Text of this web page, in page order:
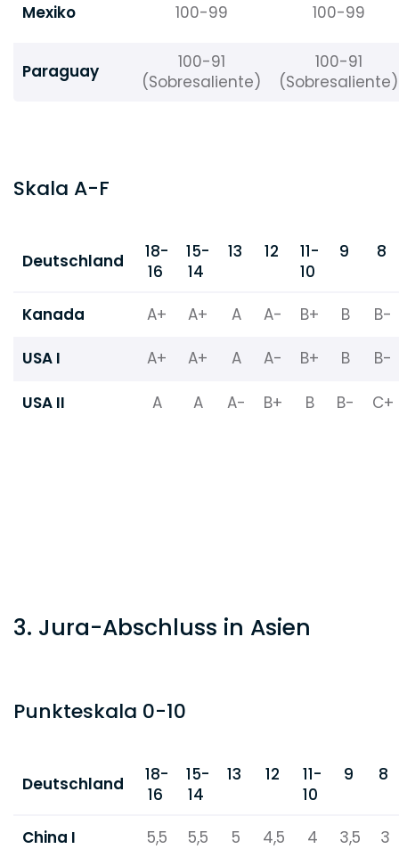
Mexiko 100-99 100-99
Paraguay
100-91
(Sobresaliente)
100-91
(Sobresaliente)
Skala A-F
Deutschland
18-
16
15-
14
13 12
11-
10
9 8
Kanada A+ A+ A A- B+ B B-
USA I A+ A+ A A- B+ B B-
USA II A A A- B+ B B- C+
3. Jura-Abschluss in Asien
Punkteskala 0-10
Deutschland
18-
16
15-
14
13 12
11-
10
9 8
China I 5,5 5,5 5 4,5 4 3,5 3